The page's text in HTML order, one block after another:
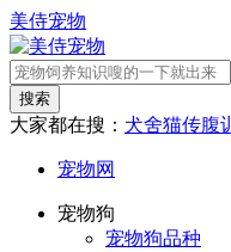
美侍宠物
搜索
大家都在搜： 犬舍猫传腹
宠物网
宠物狗
宠物狗品种